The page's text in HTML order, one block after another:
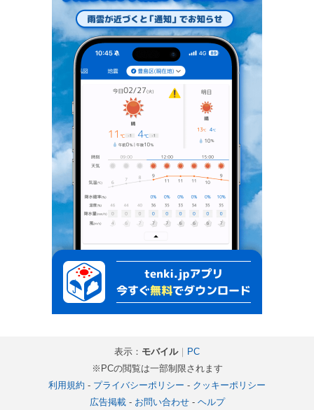
表示： モバイル｜ PC
※PCの閲覧は一部制限されます
利用規約 - プライバシーポリシー - クッキーポリシー
広告掲載- お問い合わせ- ヘルプ